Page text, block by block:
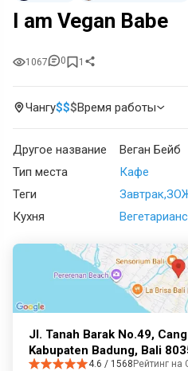
I am Vegan Babe
1067 0 1
Чангу$$$Время работы
Другое название
Веган Бейб
Тип места
Кафе
Теги
Завтрак
Кухня
Jl. Tanah Barak No.49,
Kabupaten Badung, Bali
4.6 / 1568 Рейтинг на